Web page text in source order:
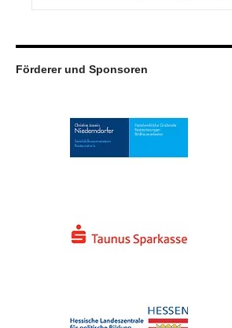
Förderer und Sponsoren